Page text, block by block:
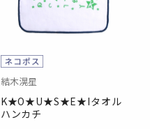
結木滉星
K★O★U★S★E★Iタオル
ハンカチ